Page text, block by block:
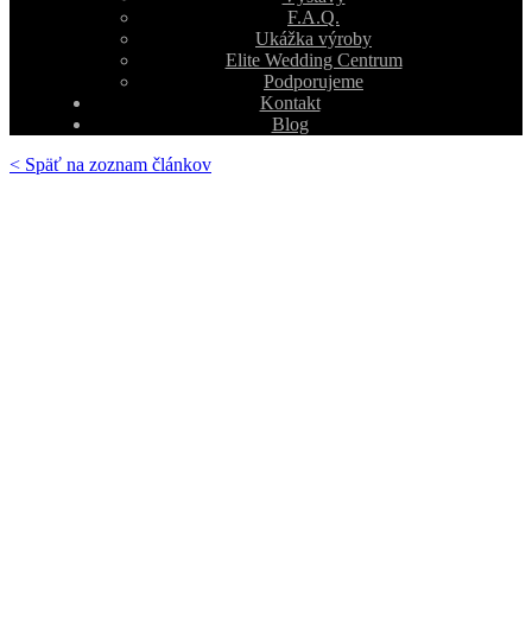
F.A.Q.
Ukážka výroby
Elite Wedding Centrum
Podporujeme
Kontakt
Blog
< Späť na zoznam článkov